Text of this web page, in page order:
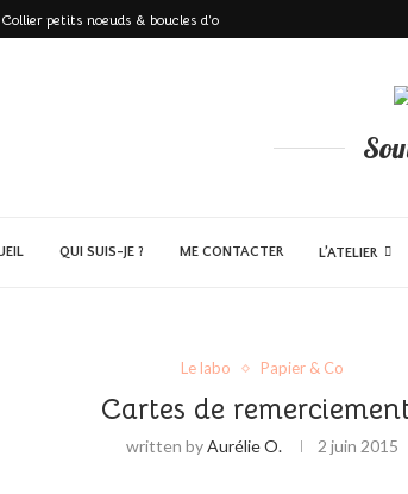
Collier petits noeuds & boucles d’oreilles Napolitain
QUI SUIS-JE ? ME CONTACTER L’ATELIER
Le labo Papier & Co
Cartes de
written byAurélie O. 2 juin 2015